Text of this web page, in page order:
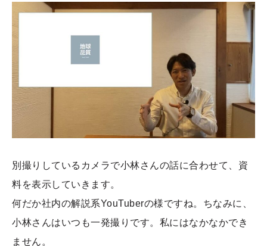
別撮りしているカメラで小林さんの話に合わせて、資
料を表示していきます。
何だか社内の解説系YouTuberの様ですね。ちなみに、
小林さんはいつも一発撮りです。私にはなかなかでき
ません。